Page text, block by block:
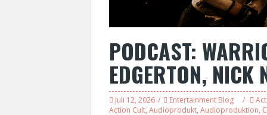
PODCAST:
EDGERTON, NICK
Juli 12, 2026 Entertainment Blog
Action Cult, Audioprodukt, Audioproduktion,